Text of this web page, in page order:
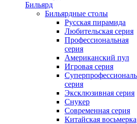
Бильярд
Бильярдные столы
Русская пирамида
Любительская серия
Профессиональная
серия
Американский пул
Игровая серия
серия
Эксклюзивная серия
Снукер
Современная серия
Китайская восьмерка